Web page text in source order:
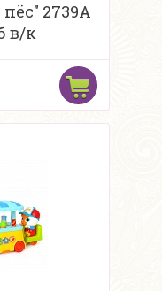
2739A
в/к